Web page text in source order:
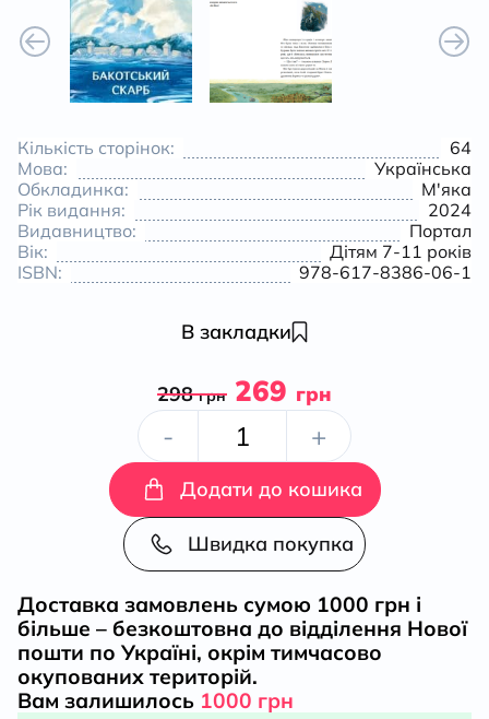
Кількість сторінок:
64
Мова:
Українська
Обкладинка:
М'яка
Рік видання:
2024
Видавництво:
Портал
Вік:
Дітям 7-11 років
ISBN:
978-617-8386-06-1
В закладки
298грн 269 грн
-
Бакотський
скарб
кількість
+
Додати до кошика
Швидка покупка
Доставка замовлень сумою 1000 грн і
більше – безкоштовна до відділення Нової
пошти по Україні, окрім тимчасово
окупованих територій.
Вам залишилось 1000 грн